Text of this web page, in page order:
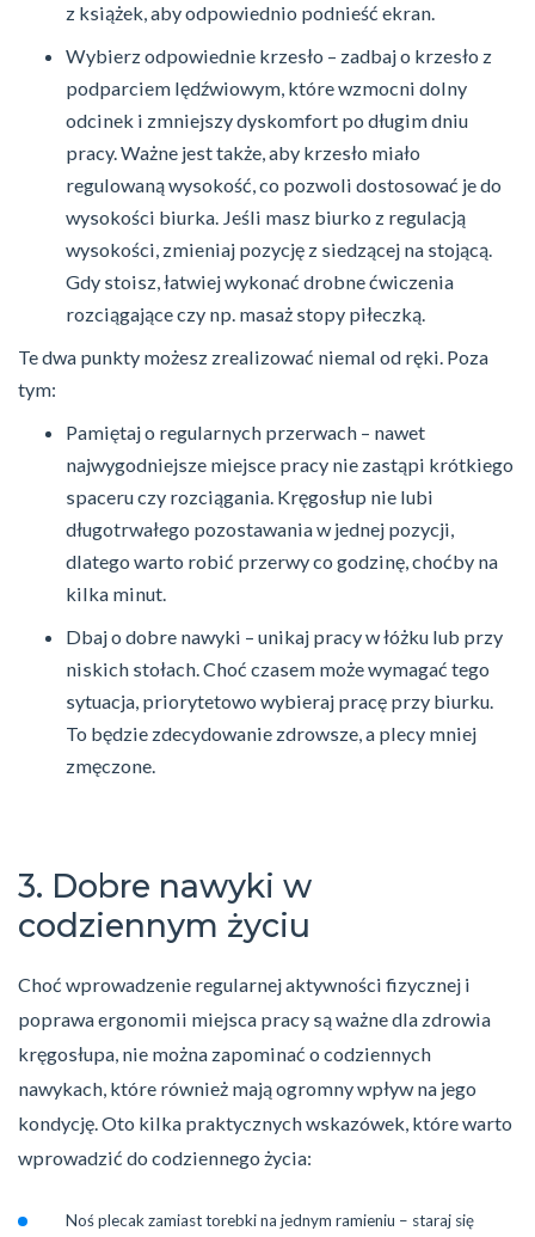
z książek, aby odpowiednio podnieść ekran.
Wybierz odpowiednie krzesło – zadbaj o krzesło z
podparciem lędźwiowym, które wzmocni dolny
odcinek i zmniejszy dyskomfort po długim dniu
pracy. Ważne jest także, aby krzesło miało
regulowaną wysokość, co pozwoli dostosować je do
wysokości biurka. Jeśli masz biurko z regulacją
wysokości, zmieniaj pozycję z siedzącej na stojącą.
Gdy stoisz, łatwiej wykonać drobne ćwiczenia
rozciągające czy np. masaż stopy piłeczką.
Te dwa punkty możesz zrealizować niemal od ręki. Poza
tym:
Pamiętaj o regularnych przerwach – nawet
najwygodniejsze miejsce pracy nie zastąpi krótkiego
spaceru czy rozciągania. Kręgosłup nie lubi
długotrwałego pozostawania w jednej pozycji,
dlatego warto robić przerwy co godzinę, choćby na
kilka minut.
Dbaj o dobre nawyki – unikaj pracy w łóżku lub przy
niskich stołach. Choć czasem może wymagać tego
sytuacja, priorytetowo wybieraj pracę przy biurku.
To będzie zdecydowanie zdrowsze, a plecy mniej
zmęczone.
3. Dobre nawyki w
codziennym życiu
Choć wprowadzenie regularnej aktywności fizycznej i
poprawa ergonomii miejsca pracy są ważne dla zdrowia
kręgosłupa, nie można zapominać o codziennych
nawykach, które również mają ogromny wpływ na jego
kondycję. Oto kilka praktycznych wskazówek, które warto
wprowadzić do codziennego życia:
Noś plecak zamiast torebki na jednym ramieniu – staraj się